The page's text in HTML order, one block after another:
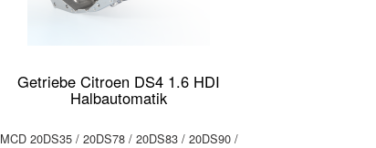
Getriebe Citroen DS4 1.6 HDI
Halbautomatik
MCD 20DS35 / 20DS78 / 20DS83 / 20DS90 /